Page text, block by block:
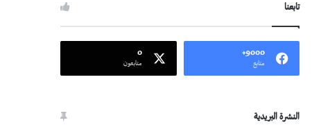
تابعنا
9000+
متابع
0
متابعون
النشرة البريدية